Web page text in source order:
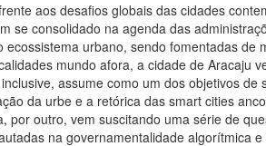
aos desafios globais das cidades
se consolidado na agenda das
urbano, sendo fomentadas
mundo afora, a cidade de Aracaju
assume como um dos objetivos
da urbe e a retórica das smart cities
por outro, vem suscitando uma série de
na governamentalidade algorítmica